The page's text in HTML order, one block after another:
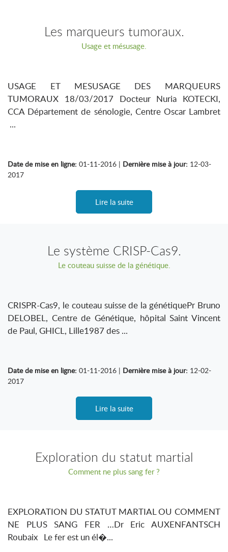
Les marqueurs tumoraux.
Usage et mésusage.
USAGE ET MESUSAGE DES MARQUEURS
TUMORAUX 18/03/2017 Docteur Nuria KOTECKI,
CCA Département de sénologie, Centre Oscar Lambret
...
Date de mise en ligne: 01-11-2016 | Dernière mise à jour: 12-03-
2017
Lire la suite
Le système CRISP-Cas9.
Le couteau suisse de la génétique.
CRISPR-Cas9, le couteau suisse de la génétiquePr Bruno
DELOBEL, Centre de Génétique, hôpital Saint Vincent
de Paul, GHICL, Lille1987 des ...
Date de mise en ligne: 01-11-2016 | Dernière mise à jour: 12-02-
2017
Lire la suite
Exploration du statut martial
Comment ne plus sang fer ?
EXPLORATION DU STATUT MARTIAL OU COMMENT
NE PLUS SANG FER …Dr Eric AUXENFANTSCH
Roubaix Le fer est un él�...